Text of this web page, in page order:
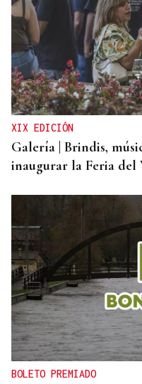
A TODA VELOCIDAD
Vídeo | Así fue el
Suárez en el Rally
respiración a los
XIX EDICIÓN
Galería | Brindis,
inaugurar la Feria
BOLETO PREMIADO